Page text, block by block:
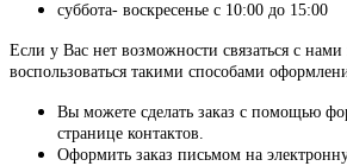
суббота- воскресенье с 10:00 до 15:00
Если у Вас нет возможности связаться с
воспользоваться такими способами
Вы можете сделать заказ с помощью
странице контактов.
Оформить заказ письмом на